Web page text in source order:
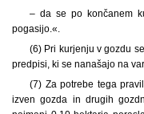
– da se po končanem
pogasijo.«.
(6) Pri kurjenju v gozdu
predpisi, ki se nanašajo na
(7) Za potrebe tega
izven gozda in drugih